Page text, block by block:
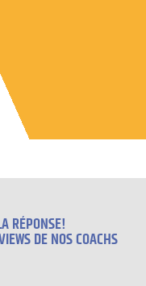
RÉPONSE!
DE NOS COACHS